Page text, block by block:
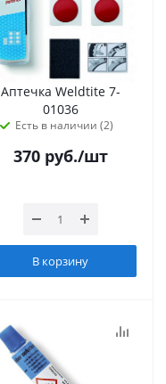
Аптечка Weldtite 7-
01036
Есть в наличии (2)
370руб./шт
В корзину